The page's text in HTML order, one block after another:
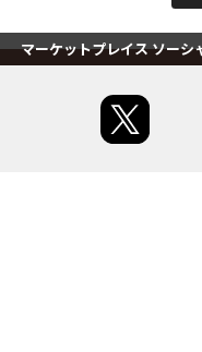
マーケットプレイス ソーシ